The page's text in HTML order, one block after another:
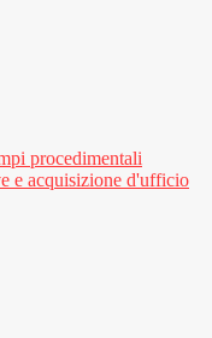
procedimentali
e acquisizione d'ufficio